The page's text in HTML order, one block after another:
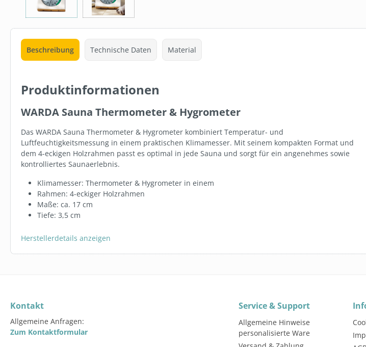
Beschreibung Technische Daten Material
Produktinformationen
WARDA Sauna Thermometer & Hygrometer
Das WARDA Sauna Thermometer & Hygrometer kombiniert Temperatur- und
Luftfeuchtigkeitsmessung in einem praktischen Klimamesser. Mit seinem kompakten Format und
dem 4-eckigen Holzrahmen passt es optimal in jede Sauna und sorgt für ein angenehmes sowie
kontrolliertes Saunaerlebnis.
Klimamesser: Thermometer & Hygrometer in einem
Rahmen: 4-eckiger Holzrahmen
Maße: ca. 17 cm
Tiefe: 3,5 cm
Herstellerdetails anzeigen
SW111270.2 LB163
Kontakt
Allgemeine Anfragen:
Zum Kontaktformular
Service & Support
Allgemeine Hinweise
personalisierte Ware